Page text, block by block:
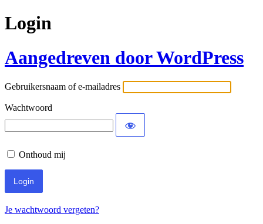
Login
Aangedreven door WordPress
Gebruikersnaam of e-mailadres
Wachtwoord
Onthoud mij
Je wachtwoord vergeten?